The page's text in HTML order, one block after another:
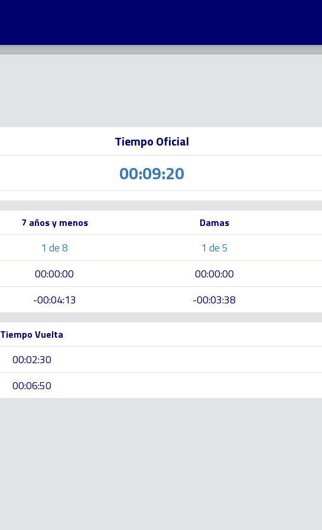
Tiempo Oficial
00:09:20
7 años y menos Damas
1 de 8 1 de 5
00:00:00 00:00:00
-00:04:13 -00:03:38
Tiempo Vuelta
00:02:30
00:06:50